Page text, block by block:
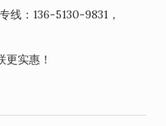
线：136-5130-9831，
实惠！